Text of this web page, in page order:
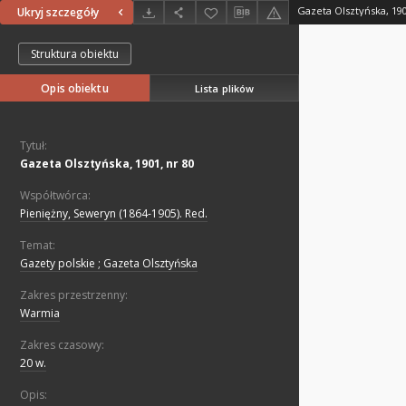
Ukryj szczegóły Gazeta Olsztyńska,
Struktura obiektu
Opis obiektu Lista plików
Tytuł:
Gazeta Olsztyńska, 1901, nr 80
Współtwórca:
Pieniężny, Seweryn (1864-1905). Red.
Temat:
Gazety polskie ; Gazeta Olsztyńska
Zakres przestrzenny:
Warmia
Zakres czasowy:
20 w.
Opis: